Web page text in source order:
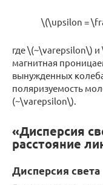
\(\upsilon =
где \(~\varepsilon\)
магнитная
вынужденных
поляризуемость
(~\varepsilon\).
«Дисперсия
расстояние
Дисперсия света